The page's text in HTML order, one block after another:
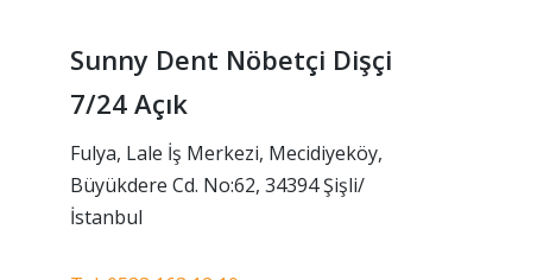
Sunny Dent Nöbetçi Dişçi
7/24 Açık
Fulya, Lale İş Merkezi, Mecidiyeköy,
Büyükdere Cd. No:62, 34394 Şişli/
İstanbul